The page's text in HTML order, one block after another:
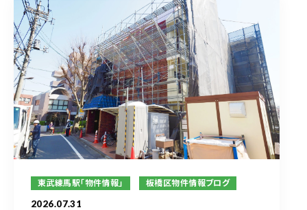
東武練馬駅「物件情報」 板橋区物件情報ブログ
2026.07.31